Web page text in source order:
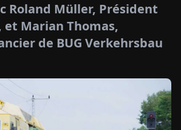
Roland Müller, Président
Marian Thomas,
de BUG Verkehrsbau